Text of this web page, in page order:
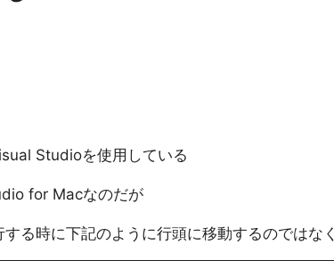
Studioを使用している
for Macなのだが
る時に下記のように行頭に移動するのではなく